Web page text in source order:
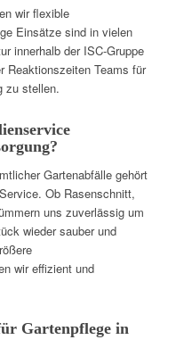
wir flexible
Einsätze sind in vielen
innerhalb der ISC-Gruppe
Reaktionszeiten Teams für
zu stellen.
Gartenabfälle gehört
Ob Rasenschnitt,
uns zuverlässig um
wieder sauber und
wir effizient und
Gartenpflege in